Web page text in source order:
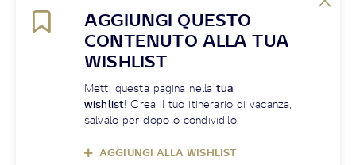
AGGIUNGI QUESTO
CONTENUTO ALLA TUA
WISHLIST
Metti questa pagina nellatua
wishlist! Crea il tuo itinerario di vacanza,
salvalo per dopo o condividilo.
AGGIUNGI ALLA WISHLIST